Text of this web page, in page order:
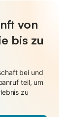
von
bis zu
bei und
teil, um
zu